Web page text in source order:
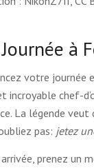
à
votre journée
incroyable chef-
La légende
pas: jetez
prenez un